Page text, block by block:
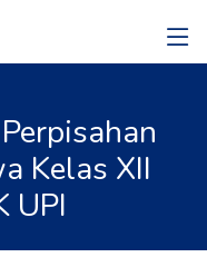
Kelas XII
UPI